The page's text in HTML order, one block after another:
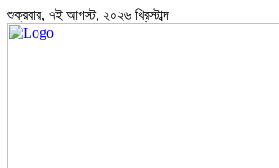
শুক্রবার, ৭ই আগস্ট, ২০২৬ খ্রিস্টাব্দ